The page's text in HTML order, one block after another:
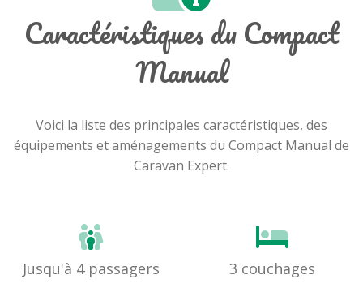
Caractéristiques du Compact
Manual
Voici la liste des principales caractéristiques, des
équipements et aménagements du Compact Manual de
Caravan Expert.
Jusqu'à 4 passagers 3 couchages